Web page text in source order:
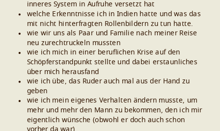
inneres System in Aufruhe versetzt hat
welche Erkenntnisse ich in Indien hatte und was das
mit nicht hinterfragten Rollenbildern zu tun hatte.
wie wir uns als Paar und Familie nach meiner Reise
neu zurechtruckeln mussten
wie ich mich in einer beruflichen Krise auf den
Schöpferstandpunkt stellte und dabei erstaunliches
über mich herausfand
wie ich übe, das Ruder auch mal aus der Hand zu
geben
wie ich mein eigenes Verhalten ändern musste, um
mehr und mehr den Mann zu bekommen, den ich mir
eigentlich wünsche (obwohl er doch auch schon
vorher da war)